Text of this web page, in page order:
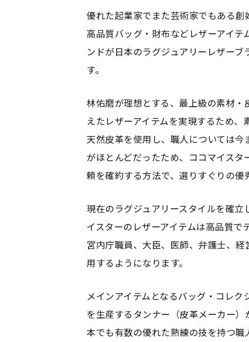
優れた起業家でまた芸術家でもある
高品質バッグ・財布などレザーアイ
ンドが日本のラグジュアリーレザー
す。
林佑磨が理想とする、最上級の素材
えたレザーアイテムを実現するため
天然皮革を使用し、職人については
がほとんどだったため、ココマイス
頼を確約する方法で、選りすぐりの優
現在のラグジュアリースタイルを確
イスターのレザーアイテムは高品質で
宮内庁職員、大臣、医師、弁護士、
用するようになります。
メインアイテムとなるバッグ・コレ
を生産するタンナー（皮革メーカー
本でも有数の優れた熟練の技を持つ